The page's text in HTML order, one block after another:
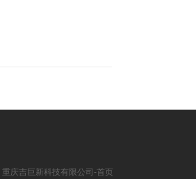
重庆吉巨新科技有限公司-首页